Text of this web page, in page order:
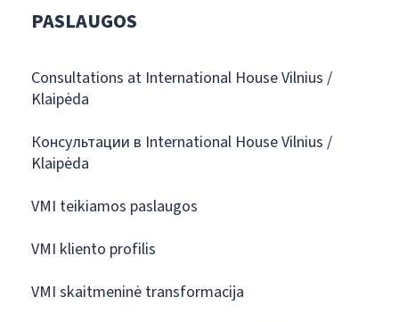
PASLAUGOS
Consultations at International House Vilnius /
Klaipėda
Консультации в International House Vilnius /
Klaipėda
VMI teikiamos paslaugos
VMI kliento profilis
VMI skaitmeninė transformacija